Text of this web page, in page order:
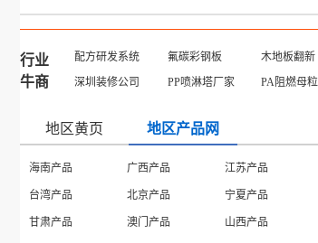
行业
牛商
配方研发系统 氟碳彩钢板 木地板翻新
深圳装修公司
PP喷淋塔厂家 PA阻燃母粒
地区黄页 地区产品网
海南产品 广西产品 江苏产品
台湾产品 北京产品 宁夏产品
甘肃产品 澳门产品 山西产品